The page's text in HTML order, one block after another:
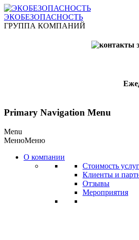
ЭКОБЕЗОПАСНОСТЬ
ГРУППА КОМПАНИЙ
Primary Navigation Menu
Menu
МенюМеню
О компании
Стоимость услуг
Клиенты и
Отзывы
Мероприятия